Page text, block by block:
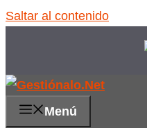
Saltar al contenido
Menú